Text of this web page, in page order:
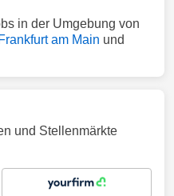
in der Umgebung von
Frankfurt am Main und
und Stellenmärkte